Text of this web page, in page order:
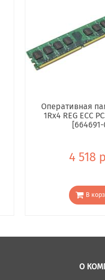
Оперативная
1Rx4 REG ECC
[664691-
4 518
В
О